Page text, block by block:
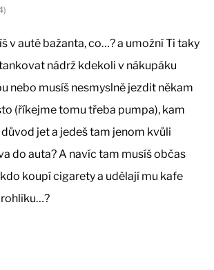
v autě bažanta, co…? a umožní Ti taky
nádrž kdekoli v nákupáku
nebo musíš nesmyslně jezdit někam
(říkejme tomu třeba pumpa), kam
jet a jedeš tam jenom kvůli
do auta? A navíc tam musíš občas
koupí cigarety a udělají mu kafe